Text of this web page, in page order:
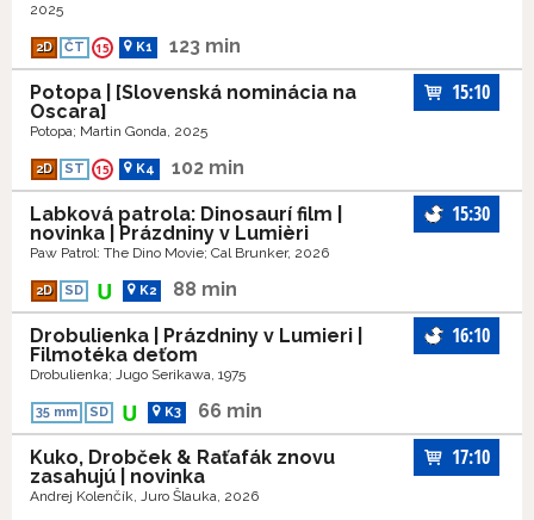
2025
2D ČT 15 K1 123 min
Potopa | [Slovenská nominácia na
Oscara]
Potopa; Martin Gonda, 2025
2D ST 15 K4 102 min
15:10
Labková patrola: Dinosaurí film |
novinka | Prázdniny v Lumièri
Paw Patrol: The Dino Movie; Cal Brunker, 2026
2D SD K2 88 min
15:30
Drobulienka | Prázdniny v Lumieri |
Filmotéka deťom
Drobulienka; Jugo Serikawa, 1975
35 mm SD K3 66 min
16:10
Kuko, Drobček & Raťafák znovu
zasahujú | novinka
Andrej Kolenčík, Juro Šlauka, 2026
17:10